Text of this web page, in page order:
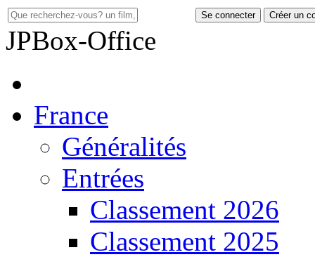
Se connecter Créer un
JPBox-Office
France
Généralités
Entrées
Classement 2026
Classement 2025